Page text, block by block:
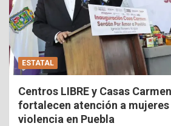
ESTATAL
Centros LIBRE y Casas
fortalecen atención a
violencia en Puebla